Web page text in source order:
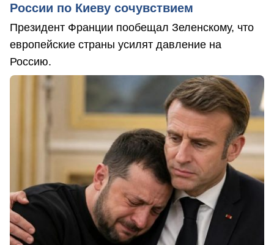
России по Киеву сочувствием
Президент Франции пообещал Зеленскому, что
европейские страны усилят давление на
Россию.